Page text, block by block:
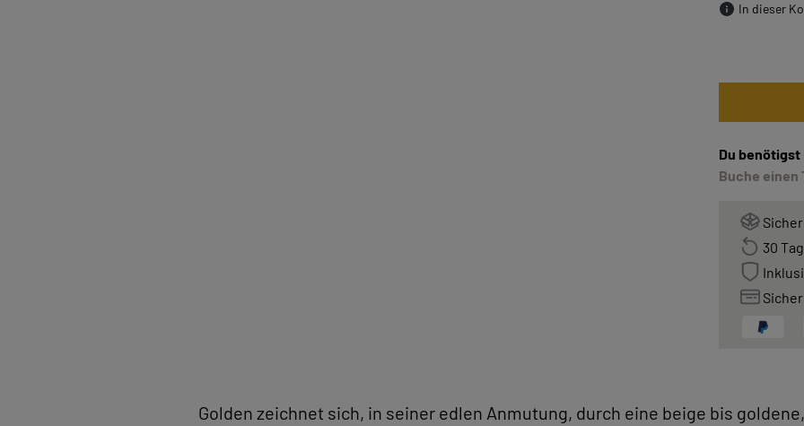
NATURSTEINBILDER MIT PASSEPARTOUT
HÄNDLER WERDEN
In dieser
Du benötigst
Buche einen
30
Golden zeichnet sich, in seiner edlen Anmutung, durch eine beige bis